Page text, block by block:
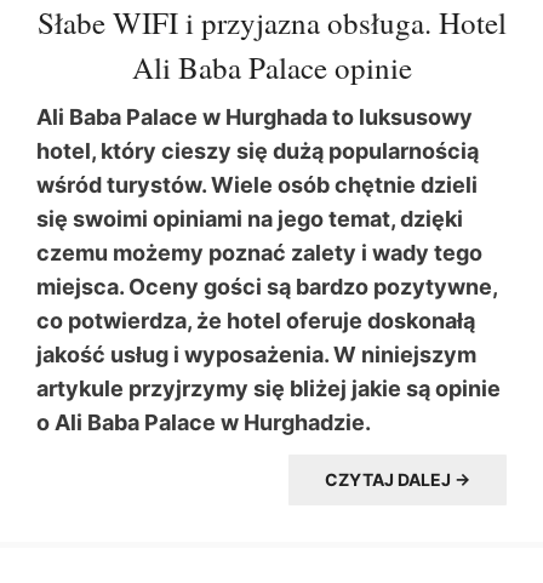
Słabe WIFI i przyjazna obsługa. Hotel
Ali Baba Palace opinie
Ali Baba Palace w Hurghada to luksusowy
hotel, który cieszy się dużą popularnością
wśród turystów. Wiele osób chętnie dzieli
się swoimi opiniami na jego temat, dzięki
czemu możemy poznać zalety i wady tego
miejsca. Oceny gości są bardzo pozytywne,
co potwierdza, że hotel oferuje doskonałą
jakość usług i wyposażenia. W niniejszym
artykule przyjrzymy się bliżej jakie są opinie
o Ali Baba Palace w Hurghadzie.
CZYTAJ DALEJ →